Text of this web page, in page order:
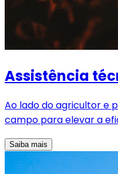
Assistência
Ao lado do agricultor e
campo para elevar a
Saiba mais